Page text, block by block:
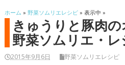
ホーム » 野菜ソムリエレシピ» 表示中 »
きゅうりと豚肉
野菜ソムリエ・
2015年9月6日 野菜ソムリエレシピ